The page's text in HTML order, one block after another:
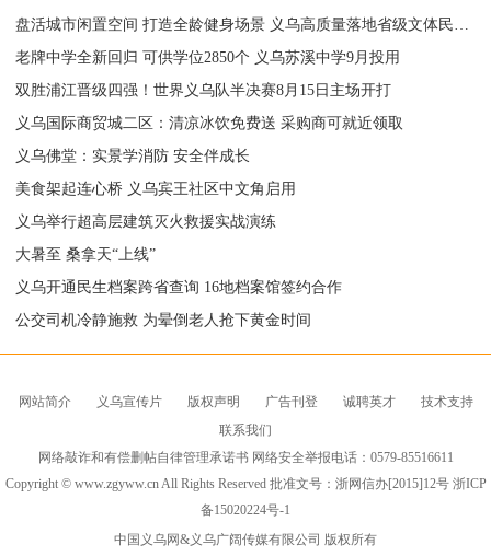
盘活城市闲置空间 打造全龄健身场景 义乌高质量落地省级文体民生实事
老牌中学全新回归 可供学位2850个 义乌苏溪中学9月投用
双胜浦江晋级四强！世界义乌队半决赛8月15日主场开打
义乌国际商贸城二区：清凉冰饮免费送 采购商可就近领取
义乌佛堂：实景学消防 安全伴成长
美食架起连心桥 义乌宾王社区中文角启用
义乌举行超高层建筑灭火救援实战演练
大暑至 桑拿天“上线”
义乌开通民生档案跨省查询 16地档案馆签约合作
公交司机冷静施救 为晕倒老人抢下黄金时间
网站简介 义乌宣传片 版权声明 广告刊登 诚聘英才
技术支持
联系我们
网络敲诈和有偿删帖自律管理承诺书 网络安全举报电话：0579-85516611
Copyright © www.zgyww.cn All Rights Reserved 批准文号：浙网信办[2015]12号 浙ICP
备15020224号-1
中国义乌网&义乌广阔传媒有限公司 版权所有